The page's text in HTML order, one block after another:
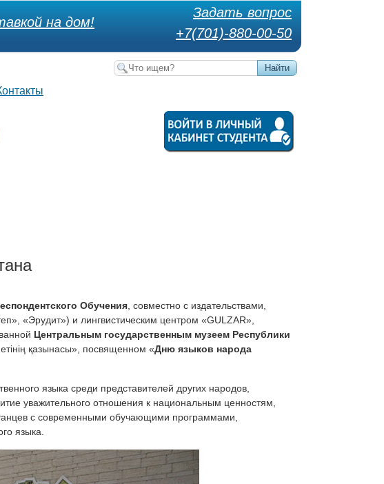
на дом!
Задать вопрос
+7(701)-880-00-50
Обучения , совместно с издательствами,
«Эрудит») и лингвистическим центром «GULZAR»,
Центральным государственным музеем Республики
қазынасы», посвященном «Дню языков народа
языка среди представителей других народов,
уважительного отношения к национальным ценностям,
с современными обучающими программами,
языка.